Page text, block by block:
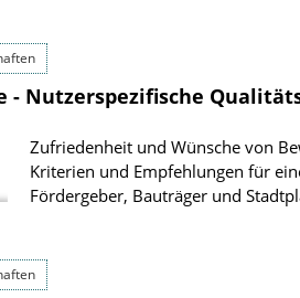
- Nutzerspezifische
Zufriedenheit und Wünsche von
Kriterien und Empfehlungen für
Fördergeber, Bauträger und